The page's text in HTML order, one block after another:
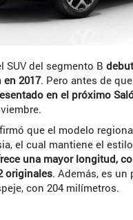
SUV del segmento B
2017. Pero antes de
en el próximo
que el modelo
el cual mantiene el
una mayor longitud,
originales. Además, es
con 204 milímetros.